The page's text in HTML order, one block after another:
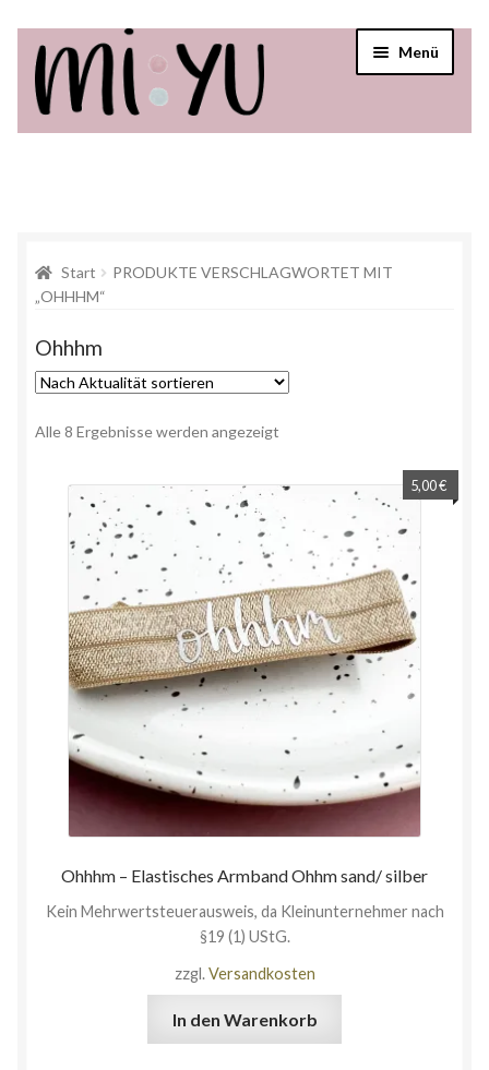
Menü
Über mi:yu
Start
PRODUKTE VERSCHLAGWORTET MIT
„OHHHM“
Ohhhm
Alle 8 Ergebnisse werden angezeigt
Ohhhm – Elastisches Armband Ohhm sand/ silber
5,00€
Kein Mehrwertsteuerausweis, da Kleinunternehmer nach
§19 (1) UStG.
zzgl.Versandkosten
In den Warenkorb